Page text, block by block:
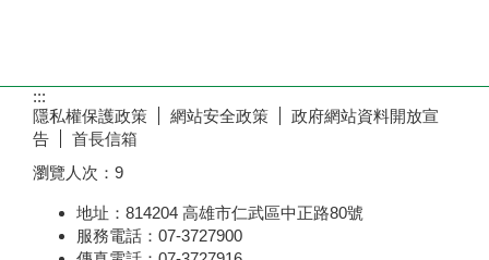
:::
隱私權保護政策
網站安全政策
政府網站資料開放宣
告
首長信箱
瀏覽人次： 9
地址：814204 高雄市仁武區中正路80號
服務電話：07-3727900